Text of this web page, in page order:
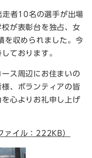
者10名の選手が出場
が表彰台を独占、女
を収められました。今
ております。
ス周辺にお住まいの
、ボランティアの皆
心よりお礼申し上げ
ァイル：222KB）